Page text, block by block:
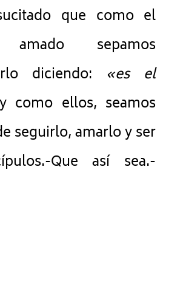
que como el
amado sepamos
diciendo: «es el
ellos, seamos
seguirlo, amarlo y ser
Que así sea.-